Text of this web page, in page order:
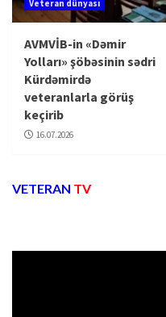
Veteran dünyası
AVMVİB-in «Dəmir
Yolları» şöbəsinin sədri
Kürdəmirdə
veteranlarla görüş
keçirib
16.07.2026
VETERAN TV